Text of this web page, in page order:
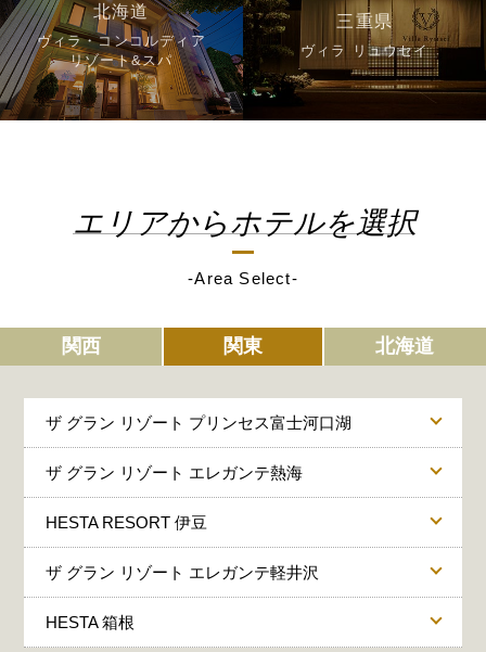
北海道
ヴィラ・コンコルディア
リゾート&スパ
三重県
ヴィラ リュウセイ
エリアからホテルを選択
-Area Select-
関西 関東 北海道
ザ グラン リゾート プリンセス富士河口湖
ザ グラン リゾート エレガンテ熱海
HESTA RESORT 伊豆
ザ グラン リゾート エレガンテ軽井沢
HESTA 箱根